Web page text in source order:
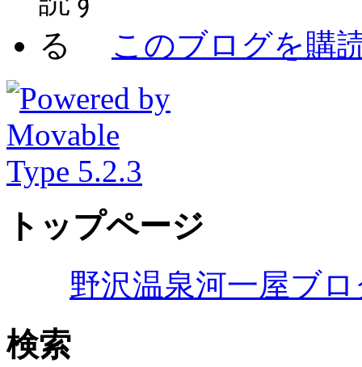
このブログを購
トップページ
野沢温泉河一屋ブ
検索